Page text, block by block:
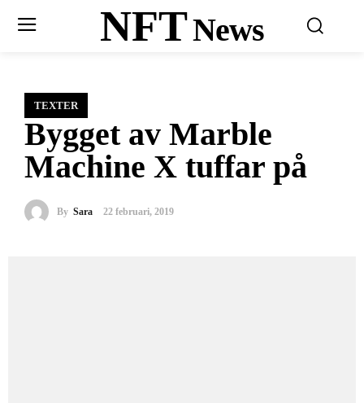
NFTNews
TEXTER
Bygget av Marble
Machine X tuffar på
By Sara 22 februari, 2019